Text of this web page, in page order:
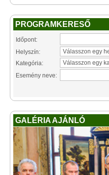
PROGRAMKERESŐ
Időpont:
Helyszín:
Kategória:
Esemény neve:
GALÉRIA AJÁNLÓ